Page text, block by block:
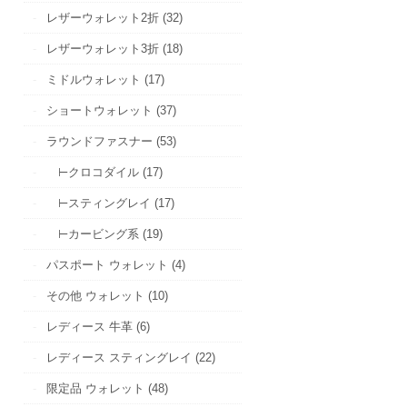
レザーウォレット2折 (32)
レザーウォレット3折 (18)
ミドルウォレット (17)
ショートウォレット (37)
ラウンドファスナー (53)
⊢クロコダイル (17)
⊢スティングレイ (17)
⊢カービング系 (19)
パスポート ウォレット (4)
その他 ウォレット (10)
レディース 牛革 (6)
レディース スティングレイ (22)
限定品 ウォレット (48)